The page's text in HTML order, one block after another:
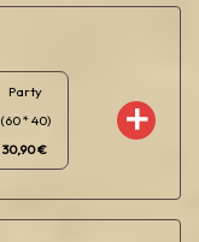
Party
(60 * 40)
30,90 €